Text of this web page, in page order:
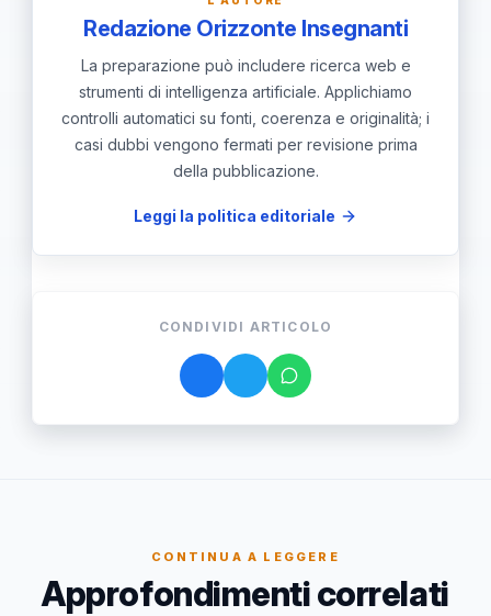
Redazione Orizzonte Insegnanti
La preparazione può includere ricerca web e
strumenti di intelligenza artificiale. Applichiamo
controlli automatici su fonti, coerenza e originalità; i
casi dubbi vengono fermati per revisione prima
della pubblicazione.
Leggi la politica editoriale
CONDIVIDI ARTICOLO
CONTINUA A LEGGERE
Approfondimenti correlati